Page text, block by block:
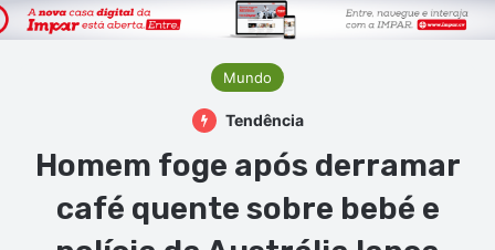
Mundo
Tendência
Homem foge após derramar
café quente sobre bebé e